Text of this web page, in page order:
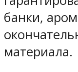
банки,
материала.